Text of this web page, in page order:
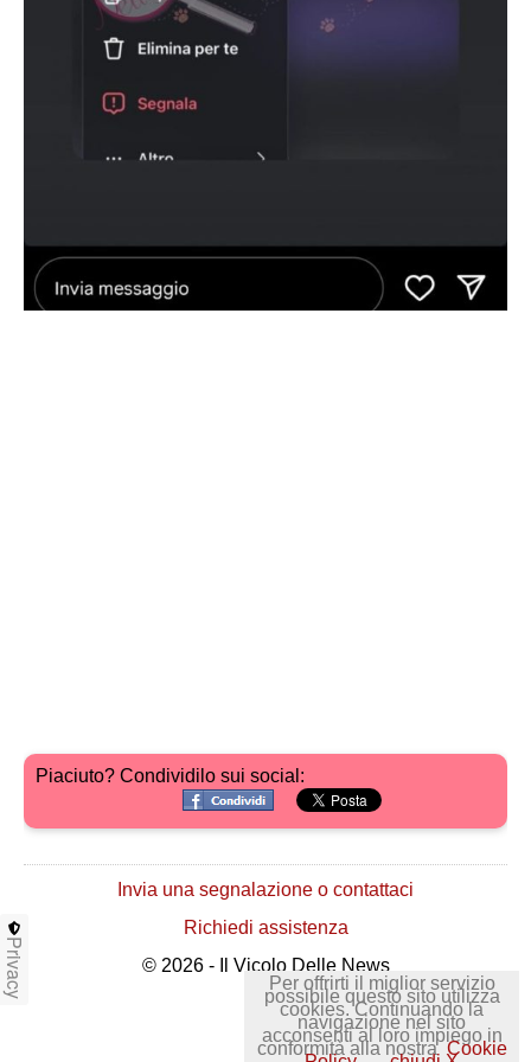
Piaciuto? Condividilo sui social:
Invia una segnalazione o contattaci
Richiedi assistenza
© 2026 - Il Vicolo Delle News
Per offrirti il miglior servizio
possibile questo sito utilizza
cookies. Continuando la
navigazione nel sito
acconsenti al loro impiego in
conformità alla nostra Cookie
Privacy